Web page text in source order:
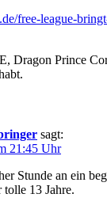
free-league-
Dragon Prince
sagt:
21:45 Uhr
Stunde an ein
13 Jahre.